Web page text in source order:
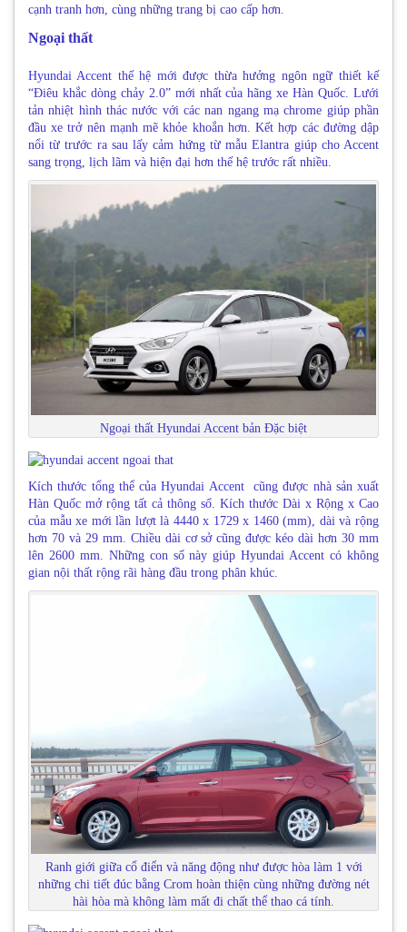
cạnh tranh hơn, cùng những trang bị cao cấp hơn.
Ngoại thất
Hyundai Accent thế hệ mới được thừa hưởng ngôn ngữ thiết kế
“Điêu khắc dòng chảy 2.0” mới nhất của hãng xe Hàn Quốc. Lưới
tản nhiệt hình thác nước với các nan ngang mạ chrome giúp phần
đầu xe trở nên mạnh mẽ khỏe khoắn hơn. Kết hợp các đường dập
nổi từ trước ra sau lấy cảm hứng từ mẫu Elantra giúp cho Accent
sang trọng, lịch lãm và hiện đại hơn thế hệ trước rất nhiều.
Ngoại thất Hyundai Accent bản Đặc biệt
Kích thước tổng thể củaHyundai Accent
cũng được nhà sản xuất
Hàn Quốc mở rộng tất cả thông số. Kích thước Dài x Rộng x Cao
của mẫu xe mới lần lượt là 4440 x 1729 x 1460 (mm), dài và rộng
hơn 70 và 29 mm. Chiều dài cơ sở cũng được kéo dài hơn 30 mm
lên 2600 mm. Những con số này giúp Hyundai Accent có không
gian nội thất rộng rãi hàng đầu trong phân khúc.
Ranh giới giữa cổ điển và năng động như được hòa làm 1 với
những chi tiết đúc bằng Crom hoàn thiện cùng những đường nét
hài hòa mà không làm mất đi chất thể thao cá tính.